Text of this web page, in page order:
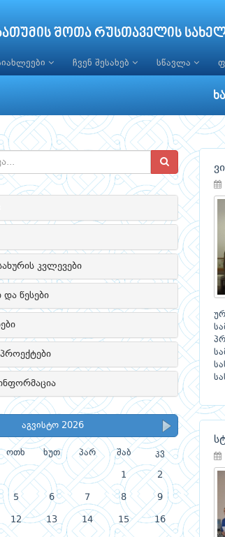
შოთა რუსთაველის
ჩვენ შესახებ სწავლა
კვლევები
და წესები
აგვისტო 2026
ოთხ ხუთ პარ შაბ კვ
1 2
5 6 7 8 9
12 13 14 15 16